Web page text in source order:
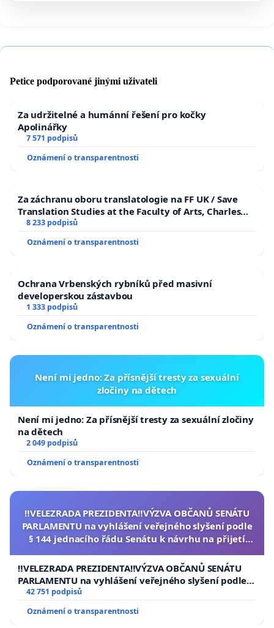
Petice podporované jinými uživateli
Za udržitelné a humánní řešení pro kočky
Apolinářky
7 571 podpisů
Oznámení o transparentnosti
Za záchranu oboru translatologie na FF UK / Save
Translation Studies at the Faculty of Arts, Charles
University
8 233 podpisů
Oznámení o transparentnosti
Ochrana Vrbenských rybníků před masivní
developerskou zástavbou
1 333 podpisů
Oznámení o transparentnosti
Není mi jedno: Za přísnější tresty za sexuální
zločiny na dětech
Není mi jedno: Za přísnější tresty za sexuální zločiny
na dětech
2 049 podpisů
Oznámení o transparentnosti
‼️VELEZRADA PREZIDENTA‼️VÝZVA OBČANŮ SENÁTU
PARLAMENTU na vyhlášení veřejného slyšení podle
§ 144 jednacího řádu Senátu k návrhu na přijetí
republiky
‼️VELEZRADA PREZIDENTA‼️VÝZVA OBČANŮ SENÁTU
PARLAMENTU na vyhlášení veřejného slyšení podle §
144 jednacího řádu Senátu k návrhu na přijetí
usnesení k podání ústavní žaloby na prezidenta
republiky
42 751 podpisů
Oznámení o transparentnosti